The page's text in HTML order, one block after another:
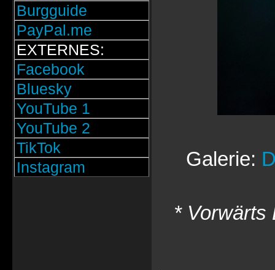
Burgguide
PayPal.me
EXTERNES:
Facebook
Bluesky
YouTube 1
YouTube 2
TikTok
Instagram
Galerie:
* Vorwärts